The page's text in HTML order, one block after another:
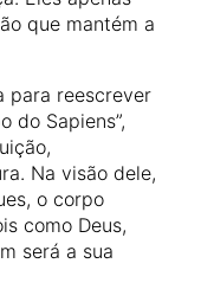
que mantém a
para reescrever
do Sapiens”,
Na visão dele,
o corpo
como Deus,
será a sua